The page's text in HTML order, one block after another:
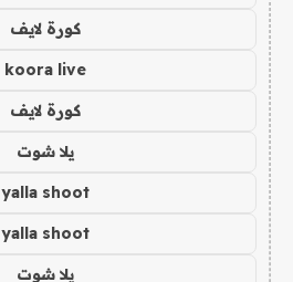
كورة لايف
koora live
كورة لايف
يلا شوت
yalla shoot
yalla shoot
يلا شوت